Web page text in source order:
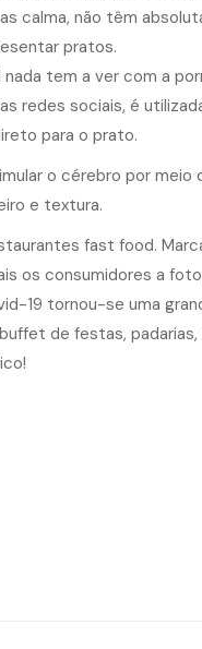
calma, não têm
pratos.
nada tem a ver com a
redes sociais, é
para o prato.
o cérebro por meio
e textura.
fast food.
os consumidores a
19 tornou-se uma
de festas,